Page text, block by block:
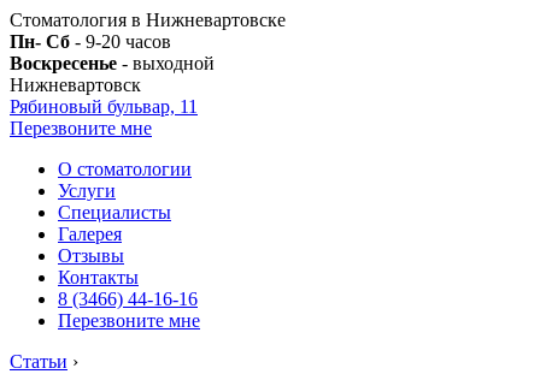
Стоматология в Нижневартовске
Пн- Сб - 9-20 часов
Воскресенье - выходной
Нижневартовск
Рябиновый бульвар, 11
Перезвоните мне
О стоматологии
Услуги
Специалисты
Галерея
Отзывы
Контакты
8 (3466) 44-16-16
Перезвоните мне
Статьи ›